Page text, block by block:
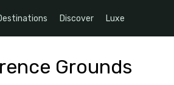
Discover Luxe
Grounds